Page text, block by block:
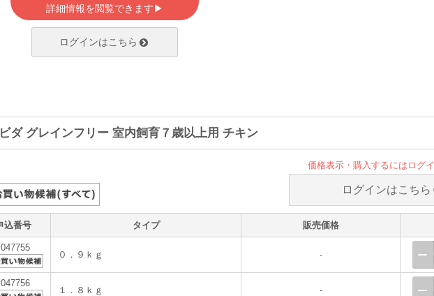
詳細情報を閲覧できます▶
ログインはこちら
ダ グレインフリー 室内飼育７歳以上用 チキン
価格表示・購入するにはログ
ログインはこちら
込番号 タイプ 販売価格
０．９ｋｇ -
１．８ｋｇ -